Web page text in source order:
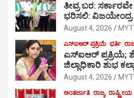
ತೀವ್ರ ಬರ:
ಭರಿಸಲಿ: ವಿಜಯೇಂದ್ರ
August 4, 2026
ಎಸ್‍ಐಆರ್ ಪ್ರಕ್ರಿಯೆ ಭರ್ತಿ
ಎಸ್‍ಐಆರ್ ಪ್ರಕ್ರಿಯೆ;
ಜಿಲ್ಲಾಧಿಕಾರಿ ಶುಭ
August 4, 2026
ಅಂತರ್ಜಾತಿ ರಾಜ್ಯ ರಾಷ್ಟ್ರೀಯ